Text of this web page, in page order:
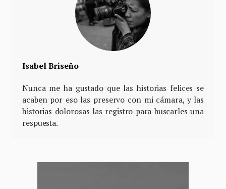
Isabel Briseño
Nunca me ha gustado que las historias felices se
acaben por eso las preservo con mi cámara, y las
historias dolorosas las registro para buscarles una
respuesta.